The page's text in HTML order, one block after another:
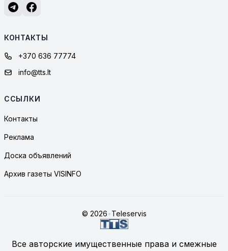
КОНТАКТЫ
+370 636 77774
info@tts.lt
ССЫЛКИ
Контакты
Реклама
Доска объявлений
Архив газеты VISINFO
© 2026•Teleservis
Все авторские имущественные права и смежные